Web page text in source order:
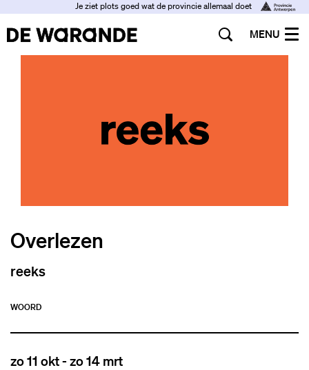
Je ziet plots goed wat de provincie allemaal doet
MENU
Overlezen
reeks
WOORD
zo 11 okt- zo 14 mrt